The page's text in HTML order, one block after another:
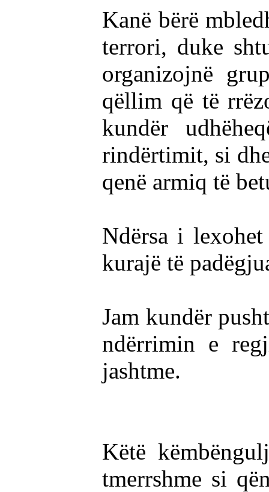
Kanë bërë
terrori, duke
organizojnë
qëllim që të
kundër
rindërtimit, si
qenë armiq të
Ndërsa i
kurajë të
Jam kundër
ndërrimin e
jashtme.
Këtë
tmerrshme si